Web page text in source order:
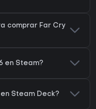
comprar Far Cry
en Steam?
Steam Deck?